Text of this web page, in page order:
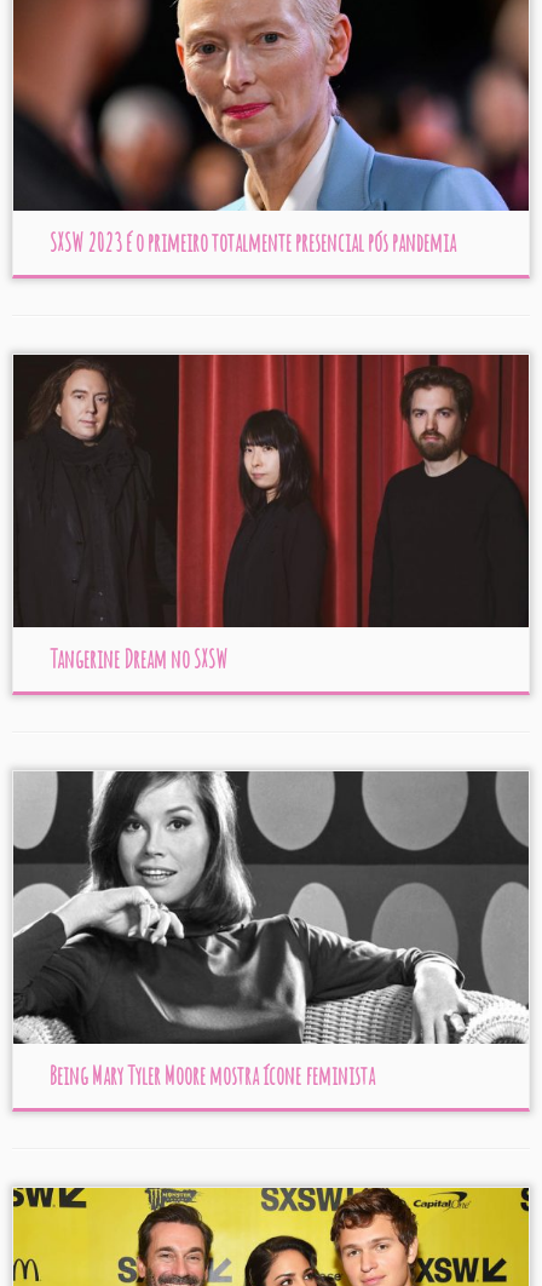
SXSW 2023 é o primeiro totalmente presencial pós pandemia
Tangerine Dream no SXSW
Being Mary Tyler Moore mostra ícone feminista